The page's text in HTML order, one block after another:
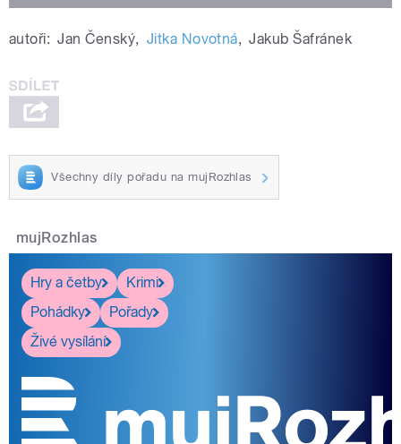
autoři: Jan Čenský, Jitka Novotná, Jakub Šafránek
Všechny díly pořadu na mujRozhlas
mujRozhlas
Hry a četby
Krimi
Pohádky
Pořady
Živé vysílání